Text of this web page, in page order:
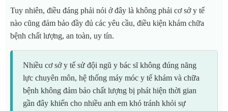
Tuy nhiên, điều đáng phải nói ở đây là không phải cơ sở y tế
nào cũng đảm bảo đầy đủ các yêu cầu, điều kiện khám chữa
bệnh chất lượng, an toàn, uy tín.
Nhiều cơ sở y tế sử đội ngũ y bác sĩ không đúng năng
lực chuyên môn, hệ thống máy móc y tế khám và chữa
bệnh không đảm bảo chất lượng bị phát hiện thời gian
gần đây khiến cho nhiều anh em khó tránh khỏi sự